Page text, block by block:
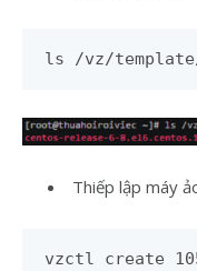
ls /vz/
Thiếp lập máy
vzctl create